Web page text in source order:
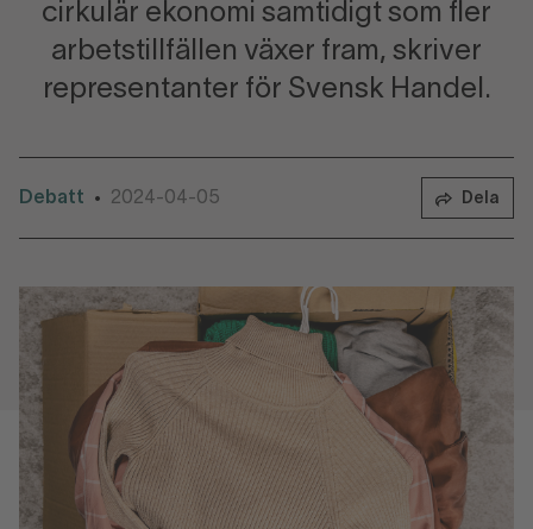
cirkulär ekonomi samtidigt som fler
arbetstillfällen växer fram, skriver
representanter för Svensk Handel.
Debatt • 2024-04-05 Dela